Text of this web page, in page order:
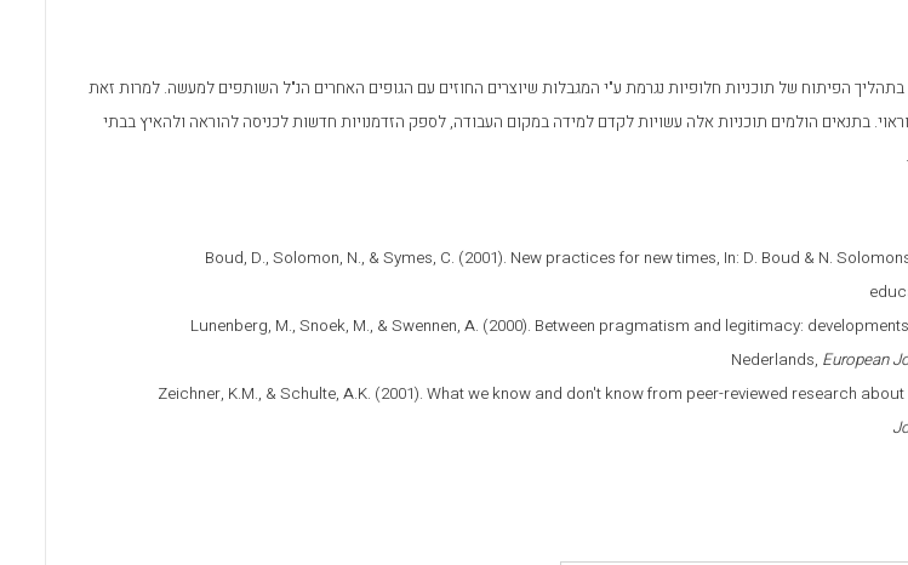
הפיתוח של תוכניות חלופיות נגרמת ע"י המגבלות שיוצרים החוזים עם הגופים האחרים הנ"ל השותפים למעשה. למרות זאת
בתנאים הולמים תוכניות אלה עשויות לקדם למידה במקום העבודה, לספק הזדמנויות חדשות לכניסה להוראה ולהאיץ בבתי
Boud, D., Solomon, N., & Symes, C. (2001). New practices for new times, In: D. Boud & N.
Lunenberg, M., Snoek, M., & Swennen, A. (2000). Between pragmatism and legitimacy:
Nederlands, European
Zeichner, K.M., & Schulte, A.K. (2001). What we know and don't know from peer-reviewed research